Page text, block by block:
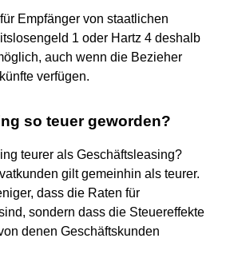
Empfänger von staatlichen
1 oder Hartz 4 deshalb
auch wenn die Bezieher
verfügen.
so teuer geworden?
teurer als Geschäftsleasing?
gilt gemeinhin als teurer.
dass die Raten für
sondern dass die Steuereffekte
denen Geschäftskunden